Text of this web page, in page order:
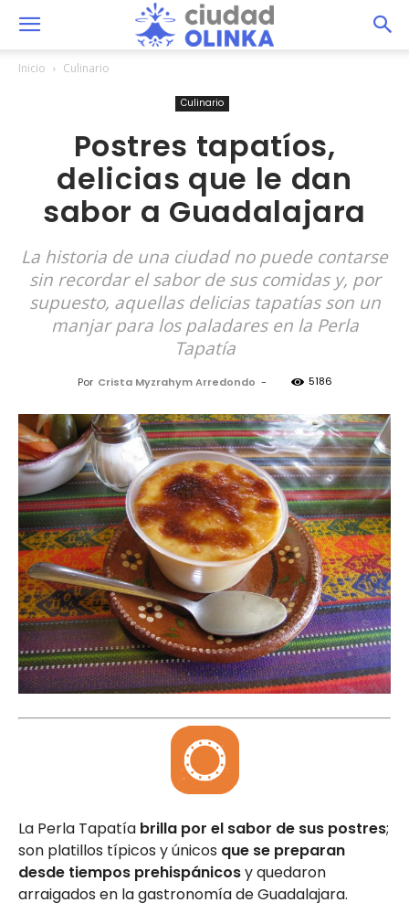
Inicio Culinario
Culinario
Postres tapatíos,
delicias que le dan
sabor a Guadalajara
La historia de una ciudad no puede contarse
sin recordar el sabor de sus comidas y, por
supuesto, aquellas delicias tapatías son un
manjar para los paladares en la Perla
Tapatía
Por Crista Myzrahym Arredondo - 5186
La Perla Tapatía brilla por el sabor de sus postres;
son platillos típicos y únicos que se preparan
desde tiempos prehispánicosy quedaron
arraigados en la gastronomía de Guadalajara.